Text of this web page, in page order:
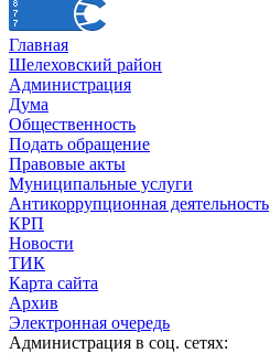
Главная
Шелеховский район
Администрация
Дума
Общественность
Подать обращение
Правовые акты
Муниципальные услуги
Антикоррупционная деятельность
КРП
Новости
ТИК
Карта сайта
Архив
Электронная очередь
Администрация в соц. сетях: